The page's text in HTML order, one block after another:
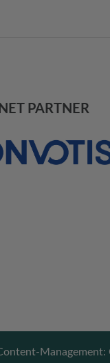
PARTNER
Management: